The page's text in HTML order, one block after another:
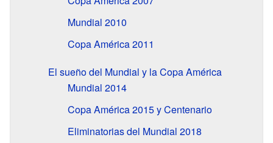
Mundial 2010
Copa América 2011
El sueño del Mundial y la Copa América
Mundial 2014
Copa América 2015 y Centenario
Eliminatorias del Mundial 2018